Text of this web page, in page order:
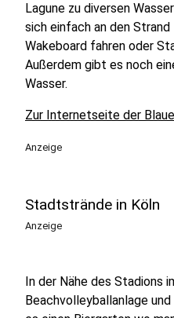
Lagune zu diversen
sich einfach an den
Wakeboard fahren oder
Außerdem gibt es noch
Wasser.
Zur Internetseite der
Anzeige
Stadtstrände in Köln
Anzeige
In der Nähe des Stadions
Beachvolleyballanlage